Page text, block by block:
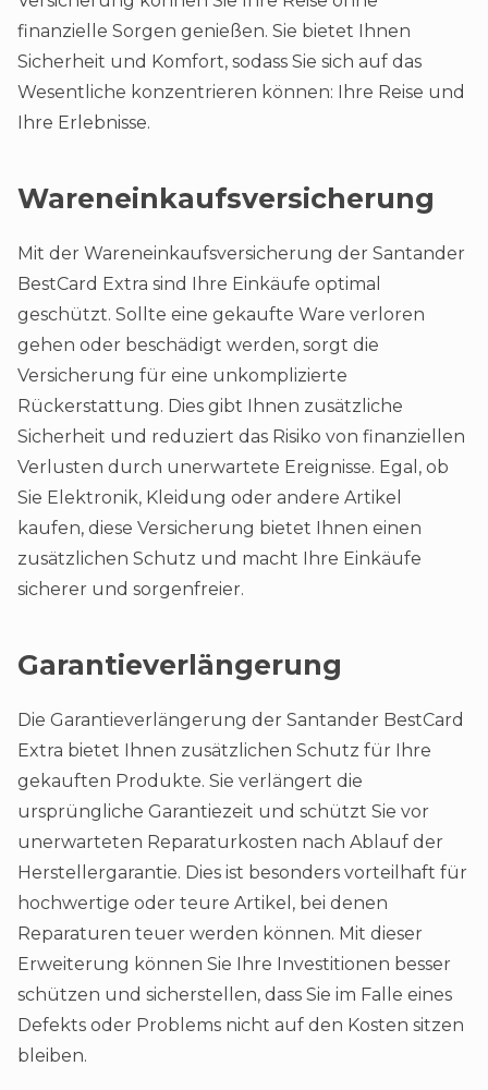
finanzielle Sorgen genießen. Sie bietet Ihnen
Sicherheit und Komfort, sodass Sie sich auf das
Wesentliche konzentrieren können: Ihre Reise und
Ihre Erlebnisse.
Wareneinkaufsversicherung
Mit der Wareneinkaufsversicherung der Santander
BestCard Extra sind Ihre Einkäufe optimal
geschützt. Sollte eine gekaufte Ware verloren
gehen oder beschädigt werden, sorgt die
Versicherung für eine unkomplizierte
Rückerstattung. Dies gibt Ihnen zusätzliche
Sicherheit und reduziert das Risiko von finanziellen
Verlusten durch unerwartete Ereignisse. Egal, ob
Sie Elektronik, Kleidung oder andere Artikel
kaufen, diese Versicherung bietet Ihnen einen
zusätzlichen Schutz und macht Ihre Einkäufe
sicherer und sorgenfreier.
Garantieverlängerung
Die Garantieverlängerung der Santander BestCard
Extra bietet Ihnen zusätzlichen Schutz für Ihre
gekauften Produkte. Sie verlängert die
ursprüngliche Garantiezeit und schützt Sie vor
unerwarteten Reparaturkosten nach Ablauf der
Herstellergarantie. Dies ist besonders vorteilhaft für
hochwertige oder teure Artikel, bei denen
Reparaturen teuer werden können. Mit dieser
Erweiterung können Sie Ihre Investitionen besser
schützen und sicherstellen, dass Sie im Falle eines
Defekts oder Problems nicht auf den Kosten sitzen
bleiben.